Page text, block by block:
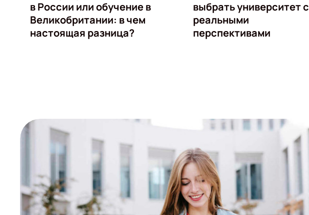
в России или обучение в
Великобритании: в чем
настоящая разница?
выбрать университет с
реальными
перспективами